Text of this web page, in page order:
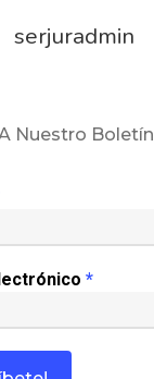
serjuradmin
Nuestro Boletín
*